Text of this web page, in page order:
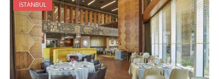
İSTANBUL